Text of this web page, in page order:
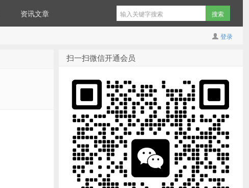
资讯文章
登录
扫一扫微信开通会员